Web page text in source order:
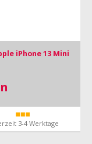
iPhone 13 Mini
3-4 Werktage